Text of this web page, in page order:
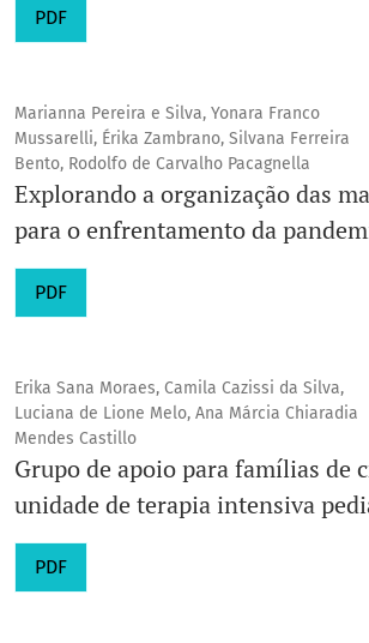
PDF
Marianna Pereira e Silva, Yonara Franco
Mussarelli, Érika Zambrano, Silvana Ferreira
Bento, Rodolfo de Carvalho Pacagnella
Explorando a organização das
para o enfrentamento da
PDF
Erika Sana Moraes, Camila Cazissi da Silva,
Luciana de Lione Melo, Ana Márcia Chiaradia
Mendes Castillo
Grupo de apoio para famílias de
unidade de terapia intensiva
PDF